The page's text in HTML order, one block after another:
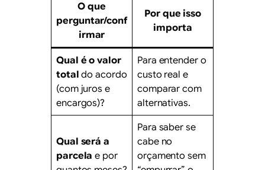
O que
perguntar/conf
irmar
Por que isso
importa
Qual é o valor
total do acordo
(com juros e
encargos)?
Para entender o
custo real e
comparar com
alternativas.
Qual será a
parcela e por
Para saber se
cabe no
orçamento sem